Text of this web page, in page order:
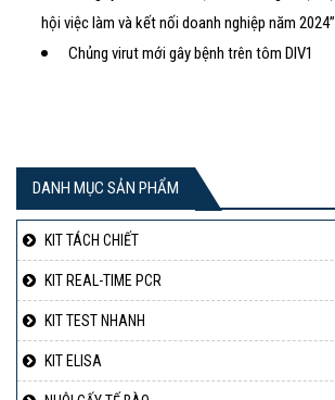
hội việc làm và kết nối doanh nghiệp năm 2024”
Chủng virut mới gây bệnh trên tôm DIV1
DANH MỤC SẢN PHẨM
KIT TÁCH CHIẾT
KIT REAL-TIME PCR
KIT TEST NHANH
KIT ELISA